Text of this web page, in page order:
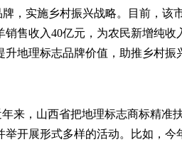
，实施乡村振兴战略。目前，该
售收入40亿元，为农民新增纯收
地理标志品牌价值，助推乡村振
来，山西省把地理标志商标精准
开展形式多样的活动。比如，今